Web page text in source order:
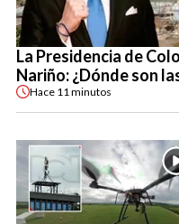
La Presidencia de
Nariño: ¿Dónde son
Hace 11 minutos